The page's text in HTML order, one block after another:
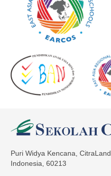
Puri Widya Kencana, CitraLand
Indonesia, 60213